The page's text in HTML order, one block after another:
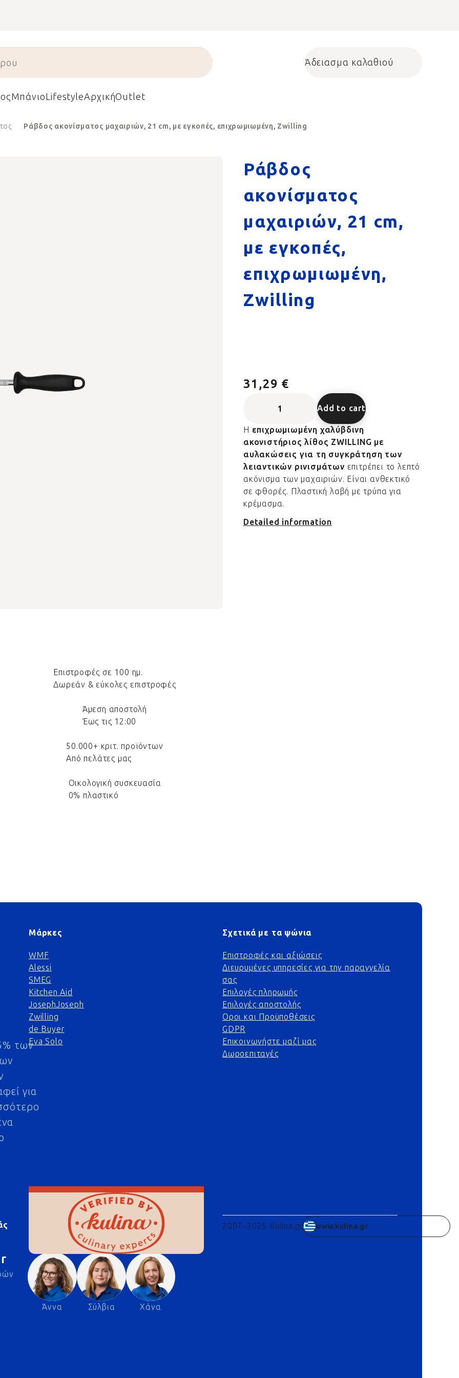
Shopping cart
Άδειασμα καλαθιού
ΜπάνιοLifestyleΑρχικήOutlet
Ράβδος ακονίσματος μαχαιριών, 21 cm, με εγκοπές, επιχρωμιωμένη, Zwilling
Ράβδος
ακονίσματος
μαχαιριών, 21 cm,
με εγκοπές,
επιχρωμιωμένη,
Zwilling
31,29 €
Add to cart
Η επιχρωμιωμένη χαλύβδινη
ακονιστήριος λίθος ZWILLING με
αυλακώσεις για τη συγκράτηση των
λειαντικών ρινισμάτων επιτρέπει το λεπτό
ακόνισμα των μαχαιριών. Είναι ανθεκτικό
σε φθορές. Πλαστική λαβή με τρύπα για
κρέμασμα.
Detailed information
Επιστροφές σε 100 ημ.
Δωρεάν & εύκολες επιστροφές
Άμεση αποστολή
Έως τις 12:00
50.000+ κριτ. προϊόντων
Από πελάτες μας
Οικολογική συσκευασία
0% πλαστικό
των
για
Μάρκες
WMF
Alessi
SMEG
Kitchen Aid
JosephJoseph
Zwilling
de Buyer
Eva Solo
Σχετικά με τα ψώνια
Επιστροφές και αξιώσεις
Διευρυμένες υπηρεσίες για την παραγγελία
σας
Επιλογές πληρωμής
Επιλογές αποστολής
Οροι και Προϋποθέσεις
GDPR
Επικοινωνήστε μαζί μας
Δωροεπιταγές
Άννα Σύλβια Χάνα
2007–2025 Kulina.gr www.kulina.gr